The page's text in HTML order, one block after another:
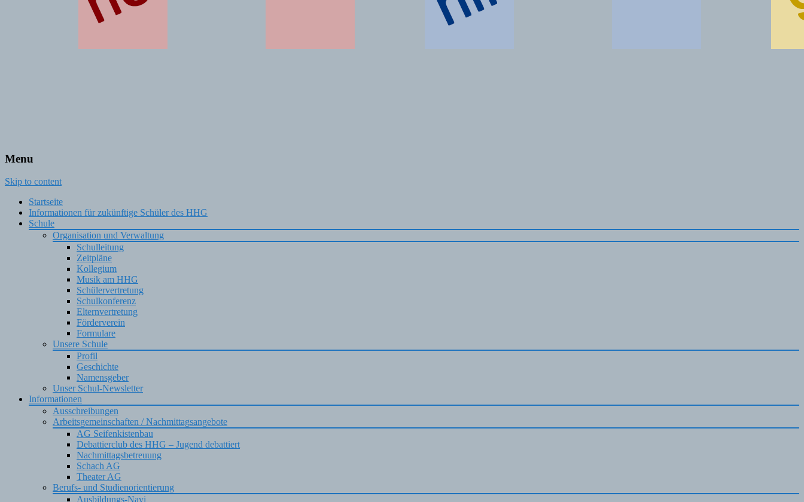
Menu
Skip to content
Startseite
Informationen für zukünftige Schüler des HHG
Schule
Organisation und Verwaltung
Schulleitung
Zeitpläne
Kollegium
Musik am HHG
Schülervertretung
Schulkonferenz
Elternvertretung
Förderverein
Formulare
Unsere Schule
Profil
Geschichte
Namensgeber
Unser Schul-Newsletter
Informationen
Ausschreibungen
Arbeitsgemeinschaften / Nachmittagsangebote
AG Seifenkistenbau
Debattierclub des HHG – Jugend debattiert
Nachmittagsbetreuung
Schach AG
Theater AG
Berufs- und Studienorientierung
Ausbildungs-Navi